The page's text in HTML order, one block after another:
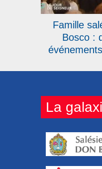
Famille
Bosco :
La